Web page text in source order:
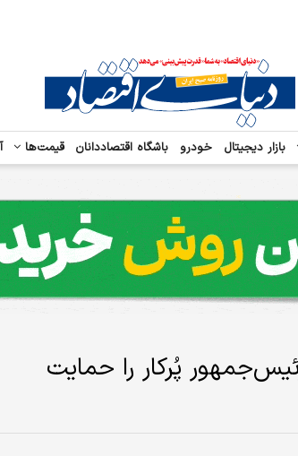
بازار دیجیتال خودرو باشگاه اقتصاددانان قیمت‌ها
پُرکار را حمایت